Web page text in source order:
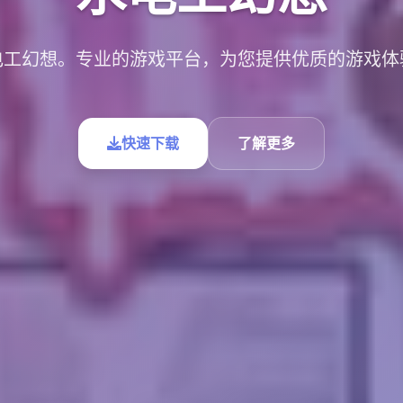
幻想。专业的游戏平台，为您提供优质的游戏
快速下载 了解更多